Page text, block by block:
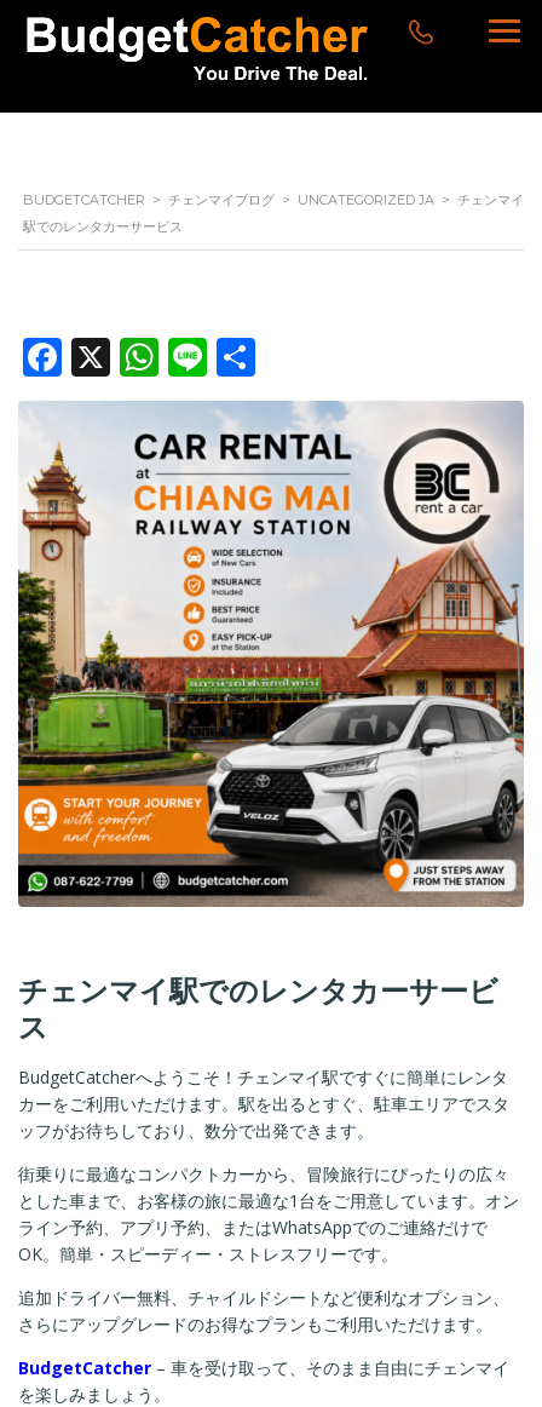
BUDGETCATCHER > チェンマイブログ > UNCATEGORIZED JA > チェンマイ
駅でのレンタカーサービス
Facebook
X WhatsApp
Line
有
チェンマイ駅でのレンタカーサービ
ス
BudgetCatcherへようこそ！チェンマイ駅ですぐに簡単にレンタ
カーをご利用いただけます。駅を出るとすぐ、駐車エリアでスタ
ッフがお待ちしており、数分で出発できます。
街乗りに最適なコンパクトカーから、冒険旅行にぴったりの広々
とした車まで、お客様の旅に最適な1台をご用意しています。オン
ライン予約、アプリ予約、またはWhatsAppでのご連絡だけで
OK。簡単・スピーディー・ストレスフリーです。
追加ドライバー無料、チャイルドシートなど便利なオプション、
さらにアップグレードのお得なプランもご利用いただけます。
BudgetCatcher – 車を受け取って、そのまま自由にチェンマイ
を楽しみましょう。